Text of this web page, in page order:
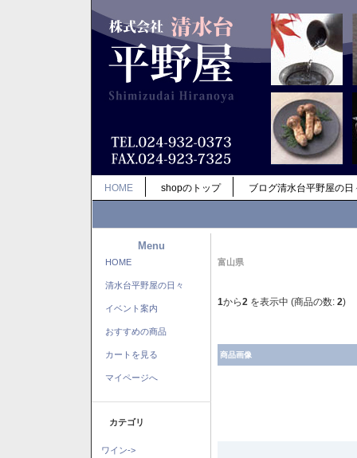
HOME shopのトップ ブログ清水台平野屋の日
Menu
HOME
清水台平野屋の日々
イベント案内
おすすめの商品
カートを見る
マイページへ
カテゴリ
ワイン->
富山県
1から2 を表示中 (商品の数: 2)
商品画像